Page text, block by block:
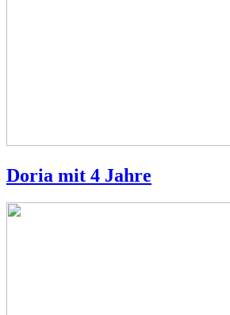
Doria mit 4 Jahre